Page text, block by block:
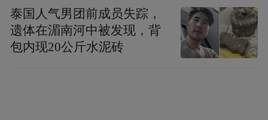
泰国人气男团前成员失踪，
遗体在湄南河中被发现，背
包内现20公斤水泥砖